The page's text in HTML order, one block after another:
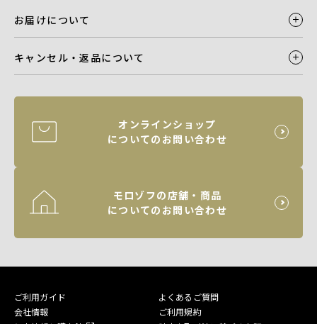
お届けについて
キャンセル・返品について
オンラインショップ
についてのお問い合わせ
モロゾフの店舗・商品
についてのお問い合わせ
ご利用ガイド
よくあるご質問
会社情報
ご利用規約